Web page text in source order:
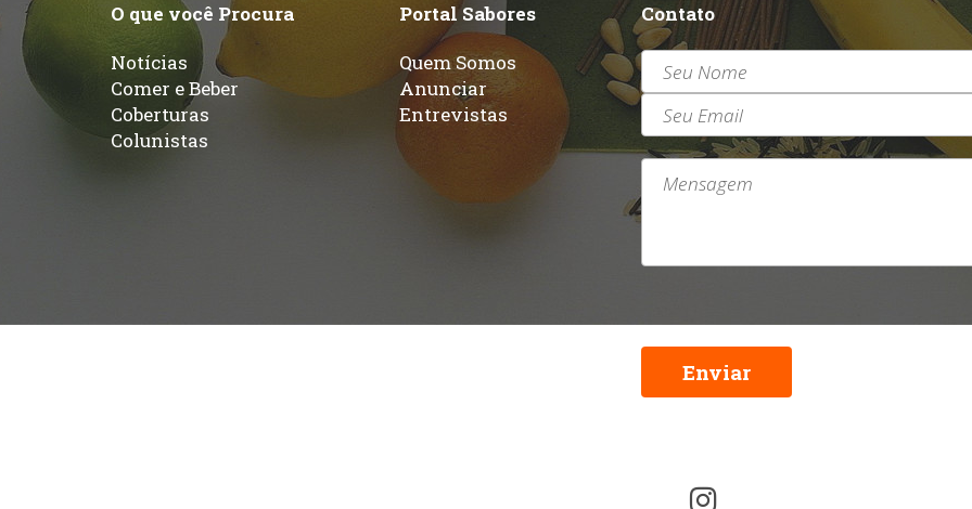
O que você Procura
Notícias
Comer e Beber
Coberturas
Colunistas
Portal Sabores
Quem Somos
Anunciar
Entrevistas
Contato
Enviar